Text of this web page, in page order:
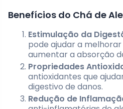
Benefícios do Chá de
Estimulação da
pode ajudar a
aumentar a absorção
Propriedades
antioxidantes que
digestivo de danos.
Redução de